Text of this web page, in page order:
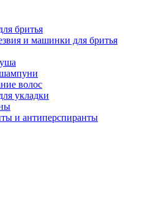
бритья
и машинки для бритья
волос
укладки
и антиперспиранты